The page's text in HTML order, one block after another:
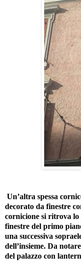
Un’altra spessa
decorato da finestre
cornicione si ritrova lo
finestre del primo
una successiva
dell’insieme. Da
del palazzo con